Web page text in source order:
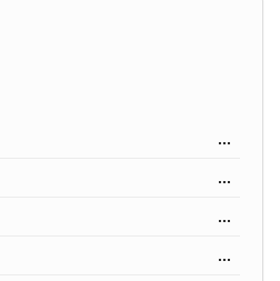
...
...
...
...